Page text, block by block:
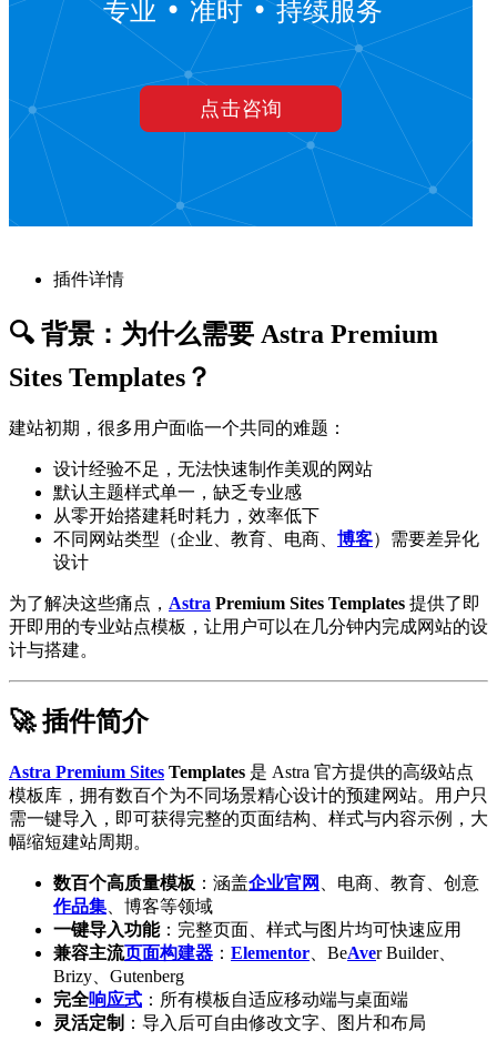
插件详情
🔍 背景：为什么需要 Astra Premium
Sites Templates？
建站初期，很多用户面临一个共同的难题：
设计经验不足，无法快速制作美观的网站
默认主题样式单一，缺乏专业感
从零开始搭建耗时耗力，效率低下
不同网站类型（企业、教育、电商、 博客）需要差异化
设计
为了解决这些痛点， Astra Premium Sites Templates 提供了即
开即用的专业站点模板，让用户可以在几分钟内完成网站的设
计与搭建。
🚀 插件简介
Astra Premium Sites Templates 是 Astra 官方提供的高级站点
模板库，拥有数百个为不同场景精心设计的预建网站。用户只
需一键导入，即可获得完整的页面结构、样式与内容示例，大
幅缩短建站周期。
数百个高质量模板 ：涵盖企业官网
、电商、教育、创意
作品集 、博客等领域
一键导入功能：完整页面、样式与图片均可快速应用
兼容主流页面构建器 ： Elementor 、BeAver Builder、
Brizy、Gutenberg
完全响应式 ：所有模板自适应移动端与桌面端
灵活定制 ：导入后可自由修改文字、图片和布局